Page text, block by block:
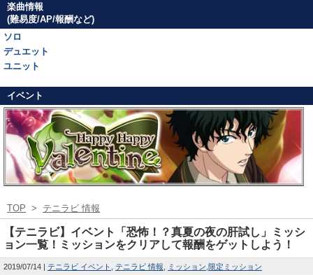
楽曲情報
(難易度/AP/報酬など)
ソロ
デュエット
ユニット
イベント
TOP > テニラビ 情報
【テニラビ】イベント「恐怖！？真夏の夜の肝試し」ミッシ
ョン一覧！ミッションをクリアして報酬をゲットしよう！
2019/07/14 テニラビ イベント テニラビ 情報 ミッション 限定ミッション